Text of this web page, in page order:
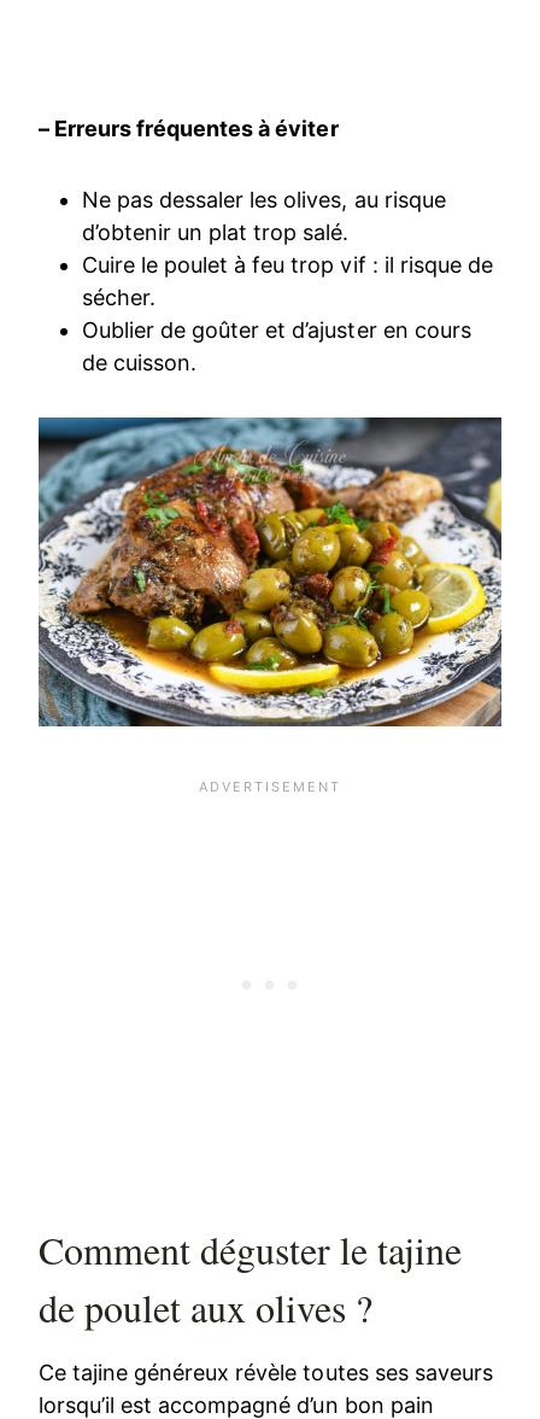
– Erreurs fréquentes à éviter
Ne pas dessaler les olives, au risque
d’obtenir un plat trop salé.
Cuire le poulet à feu trop vif : il risque de
sécher.
Oublier de goûter et d’ajuster en cours
de cuisson.
Comment déguster le tajine
de poulet aux olives ?
Ce tajine généreux révèle toutes ses saveurs
lorsqu’il est accompagné d’un bon pain